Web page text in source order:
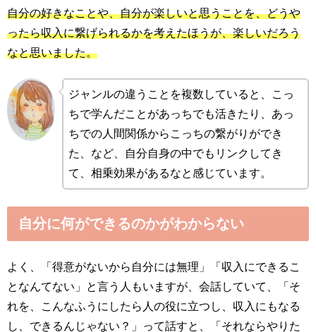
自分の好きなことや、自分が楽しいと思うことを、どうや
ったら収入に繋げられるかを考えたほうが、楽しいだろう
なと思いました。
ジャンルの違うことを複数していると、こっ
ちで学んだことがあっちでも活きたり、あっ
ちでの人間関係からこっちの繋がりができ
た、など、自分自身の中でもリンクしてき
て、相乗効果があるなと感じています。
自分に何ができるのかがわからない
よく、「得意がないから自分には無理」「収入にできるこ
となんてない」と言う人もいますが、会話していて、「そ
れを、こんなふうにしたら人の役に立つし、収入にもなる
し、できるんじゃない？」って話すと、「それならやりた